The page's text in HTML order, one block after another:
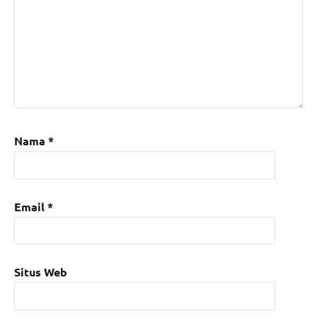
Nama *
Email*
Situs Web